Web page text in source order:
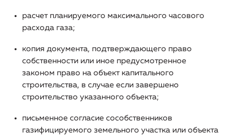
хозяйственной деятельности регулируемой
организации, включая структуру основных
видов деятельности)
Информация о способах приобретения, стоимости и
объемах товаров, необходимых для производства
регулируемых товаров и (или) оказания регулируемых
Информация об инвестиционных программах
расчет планируемого максимального часового
расхода газа;
копия документа, подтверждающего право
собственности или иное предусмотренное
законом право на объект капитального
строительства, в случае если завершено
строительство указанного объекта;
письменное согласие сособственников
газифицируемого земельного участка или объекта